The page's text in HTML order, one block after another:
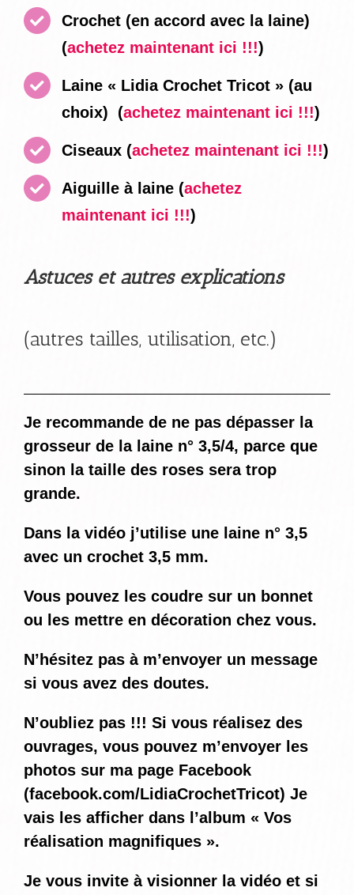
Crochet (en accord avec la laine)
(achetez maintenant ici !!!)
Laine « Lidia Crochet Tricot » (au
choix) (achetez maintenant ici !!!)
Ciseaux (achetez maintenant ici !!!)
Aiguille à laine (achetez
maintenant ici !!!)
Astuces et autres explications
(autres tailles, utilisation, etc.)
Je recommande de ne pas dépasser la
grosseur de la laine n° 3,5/4, parce que
sinon la taille des roses sera trop
grande.
Dans la vidéo j’utilise une laine n° 3,5
avec un crochet 3,5 mm.
Vous pouvez les coudre sur un bonnet
ou les mettre en décoration chez vous.
N’hésitez pas à m’envoyer un message
si vous avez des doutes.
N’oubliez pas !!! Si vous réalisez des
ouvrages, vous pouvez m’envoyer les
photos sur ma page Facebook
(facebook.com/LidiaCrochetTricot) Je
vais les afficher dans l’album « Vos
réalisation magnifiques ».
Je vous invite à visionner la vidéo et si